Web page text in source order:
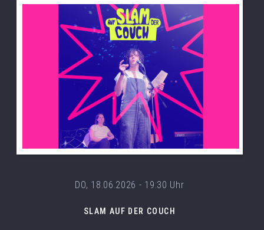
DO, 18.06.2026 - 19:30 Uhr
SLAM AUF DER COUCH